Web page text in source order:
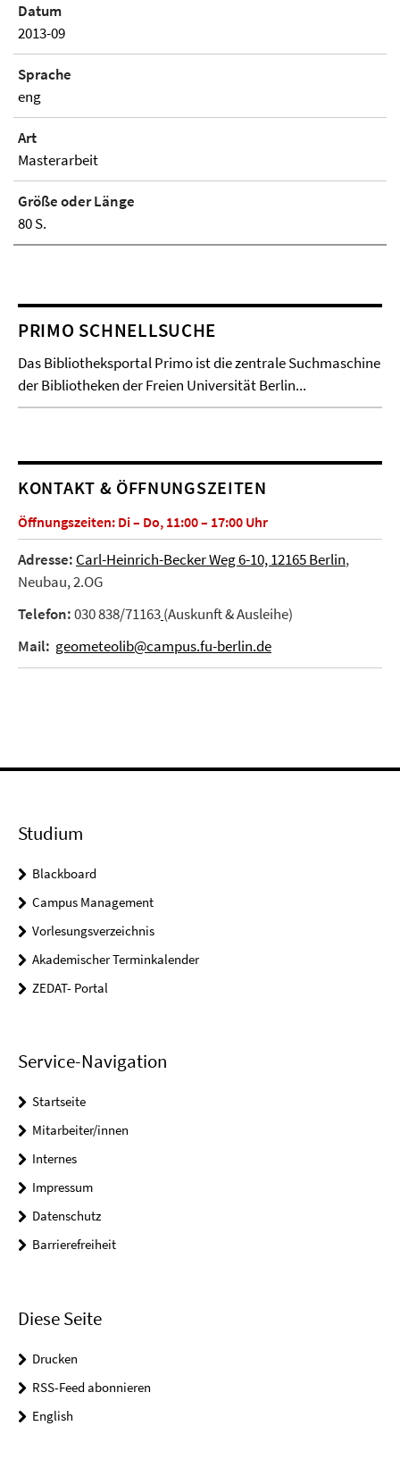
Datum
2013-09
Sprache
eng
Art
Masterarbeit
Größe oder Länge
80 S.
PRIMO SCHNELLSUCHE
Das Bibliotheksportal Primo ist die zentrale Suchmaschine
der Bibliotheken der Freien Universität Berlin...
KONTAKT & ÖFFNUNGSZEITEN
Öffnungszeiten: Di – Do, 11:00 – 17:00 Uhr
Adresse: Carl-Heinrich-Becker Weg 6-10, 12165 Berlin,
Neubau, 2.OG
Telefon:030 838/71163(Auskunft & Ausleihe)
Mail: geometeolib@campus.fu-berlin.de
Studium
Blackboard
Campus Management
Vorlesungsverzeichnis
Akademischer Terminkalender
ZEDAT- Portal
Service-Navigation
Startseite
Mitarbeiter/innen
Internes
Impressum
Datenschutz
Barrierefreiheit
Diese Seite
Drucken
RSS-Feed abonnieren
English